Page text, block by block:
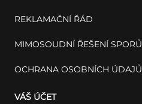
REKLAMAČNÍ ŘÁD
MIMOSOUDNÍ ŘEŠENÍ SPORŮ
OCHRANA OSOBNÍCH ÚDAJŮ
VÁŠ ÚČET